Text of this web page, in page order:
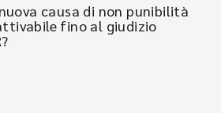
causa di non punibilità
fino al giudizio